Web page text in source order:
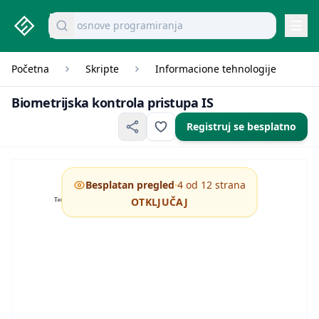
studenti.rs home page
Pretraži dokumente
mikroekonomija pitanja
Početna Skripte Informacione tehnologije
Biometrijska kontrola pristupa IS
Registruj se besplatno
Tema: Biometrijske metode kontrole pristupa informacionom sistemu.
Besplatan pregled·4 od 12 strana
OTKLJUČAJ